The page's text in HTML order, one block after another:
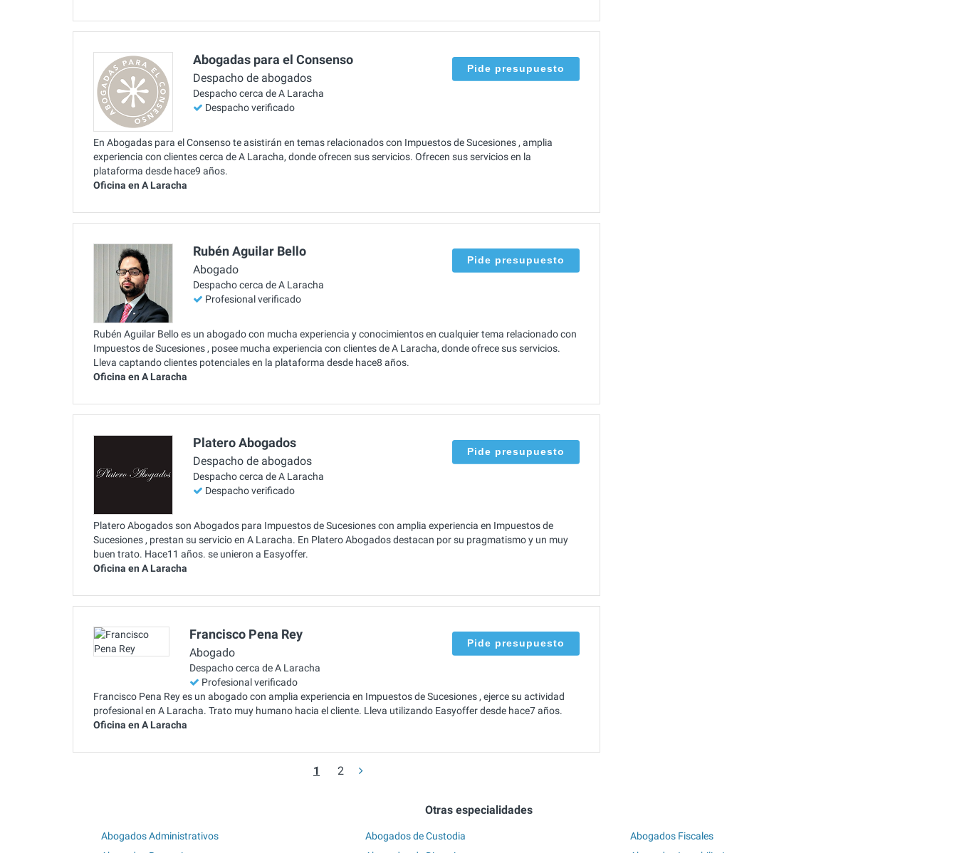
Abogadas para el Consenso
Despacho de abogados
Despacho cerca de A Laracha
Despacho verificado
Pide presupuesto
En Abogadas para el Consenso te asistirán en temas relacionados con Impuestos de Sucesiones , amplia
experiencia con clientes cerca de A Laracha, donde ofrecen sus servicios. Ofrecen sus servicios en la
plataforma desde hace9 años.
Oficina en A Laracha
Rubén Aguilar Bello
Abogado
Despacho cerca de A Laracha
Profesional verificado
Pide presupuesto
Rubén Aguilar Bello es un abogado con mucha experiencia y conocimientos en cualquier tema relacionado con
Impuestos de Sucesiones , posee mucha experiencia con clientes de A Laracha, donde ofrece sus servicios.
Lleva captando clientes potenciales en la plataforma desde hace8 años.
Oficina en A Laracha
Platero Abogados
Despacho de abogados
Despacho cerca de A Laracha
Despacho verificado
Pide presupuesto
Platero Abogados son Abogados para Impuestos de Sucesiones con amplia experiencia en Impuestos de
Sucesiones , prestan su servicio en A Laracha. En Platero Abogados destacan por su pragmatismo y un muy
buen trato. Hace11 años. se unieron a Easyoffer.
Oficina en A Laracha
Francisco Pena Rey
Abogado
Despacho cerca de A Laracha
Profesional verificado
Pide presupuesto
Francisco Pena Rey es un abogado con amplia experiencia en Impuestos de Sucesiones , ejerce su actividad
profesional en A Laracha. Trato muy humano hacia el cliente. Lleva utilizando Easyoffer desde hace7 años.
Oficina en A Laracha
1 2
Otras especialidades
Abogados Administrativos
Abogados de Custodia
Abogados Fiscales